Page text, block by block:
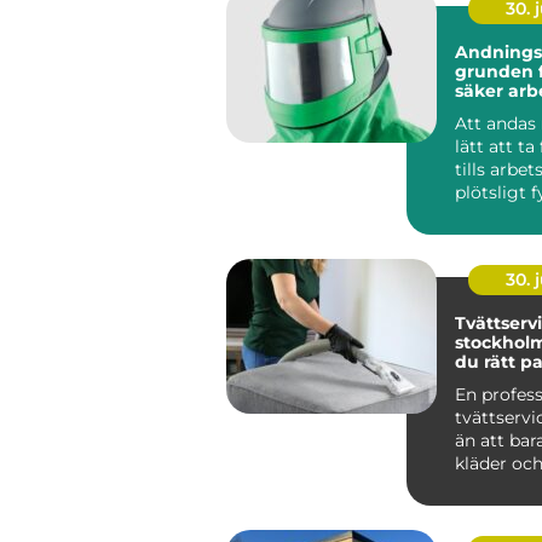
30.
grunden
säker
Att andas
lätt att ta
tills
plötsligt
30.
stockholm så
du rätt
En
än att
kläder